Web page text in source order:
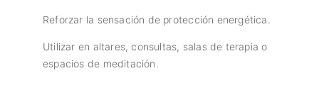
Reforzar la sensación de protección energética.
Utilizar en altares, consultas, salas de terapia o
espacios de meditación.